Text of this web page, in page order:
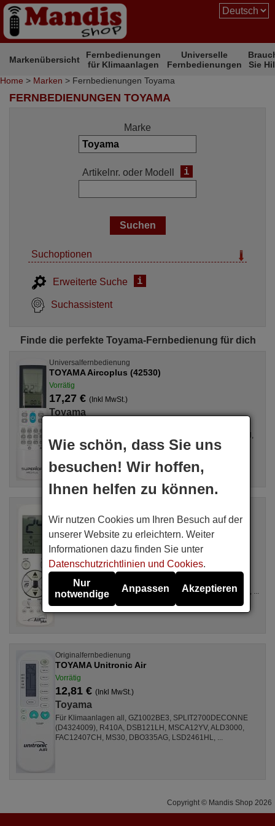
Markenübersicht
Fernbedienungen
für Klimaanlagen
Universelle
Fernbedienungen
Sie
Home > Marken > Fernbedienungen Toyama
FERNBEDIENUNGEN TOYAMA
Marke
Artikelnr. oder Modell i
Suchoptionen
Erweiterte Suche i
Suchassistent
Finde die perfekte Toyama-Fernbedienung für dich
Universalfernbedienung
TOYAMA Aircoplus (42530)
Vorrätig
17,27 € (Inkl MwSt.)
Toyama
(D4324009), R410A, DSB121LH, MSCA12YV, FAC12407CH,
DBO335AG, ALD3000, LSD2461HL, MS30, ...
TOYAMA Unitronic Air Plus
Vorrätig
16,94 €(Inkl MwSt.)
Toyama
Für Klimaanlagen GZ1002BE3, SPLIT2700DECONNE
(D4324009), all, R410A, FAC12407CH, ALD3000,
DBM535AM, LSD2461HL, DBO335AG, MSCA12YV, MS30, ...
Originalfernbedienung
TOYAMA Unitronic Air
Vorrätig
12,81 € (Inkl MwSt.)
Toyama
Für Klimaanlagen all, GZ1002BE3, SPLIT2700DECONNE
(D4324009), R410A, DSB121LH, MSCA12YV, ALD3000,
FAC12407CH, MS30, DBO335AG, LSD2461HL, ...
Copyright © Mandis Shop 2026
Wie schön, dass Sie uns
besuchen! Wir hoffen,
Ihnen helfen zu können.
Wir nutzen Cookies um Ihren Besuch auf der
unserer Website zu erleichtern. Weiter
Informationen dazu finden Sie unter
Datenschutzrichtlinien und Cookies.
Nur
notwendige
Anpassen Akzeptieren